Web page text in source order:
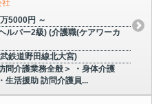
社
5000円 ～
ルパー2級) (介護職(ケアワーカ
鉄道野田線北大宮)
問介護業務全般＞ ・身体介護
生活援助 訪問介護員...